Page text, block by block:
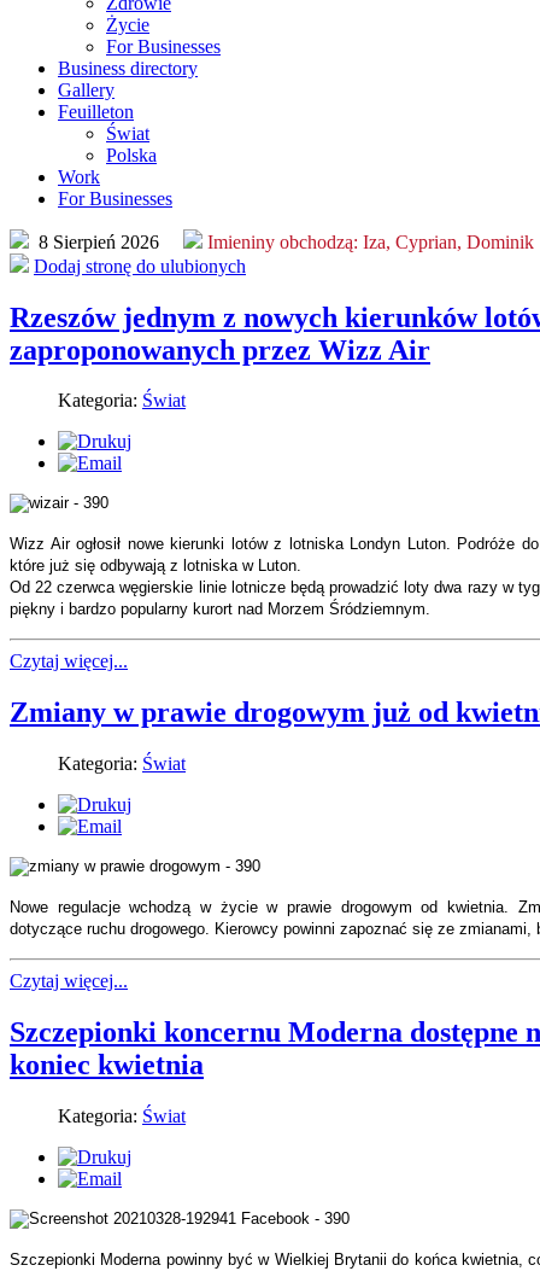
Życie
For Businesses
Business directory
Gallery
Feuilleton
Świat
Polska
Work
For Businesses
8 Sierpień 2026 Imieniny obchodzą: Iza, Cyprian, Dominik
Dodaj stronę do ulubionych
Rzeszów jednym z nowych kierunków
zaproponowanych przez Wizz Air
Kategoria: Świat
Wizz Air ogłosił nowe kierunki lotów z lotniska Londyn Luton. Podróże
które już się odbywają z lotniska w Luton.
Od 22 czerwca węgierskie linie lotnicze będą prowadzić loty dwa razy w
piękny i bardzo popularny kurort nad Morzem Śródziemnym.
Czytaj więcej...
Zmiany w prawie drogowym już od
Kategoria: Świat
Nowe regulacje wchodzą w życie w prawie drogowym od kwietnia.
dotyczące ruchu drogowego. Kierowcy powinni zapoznać się ze
Czytaj więcej...
Szczepionki koncernu Moderna dostępne
koniec kwietnia
Kategoria: Świat
Szczepionki Moderna powinny być w Wielkiej Brytanii do końca kwietnia,